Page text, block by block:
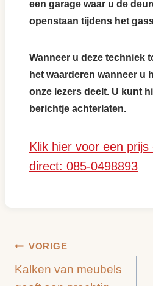
een garage waar u de
openstaan tijdens het
Wanneer u deze techniek
het waarderen wanneer u
onze lezers deelt. U kunt
berichtje achterlaten.
Klik hier voor een prijs
direct: 085-0498893
Bericht
navigatie
VORIGE
Kalken van meubels